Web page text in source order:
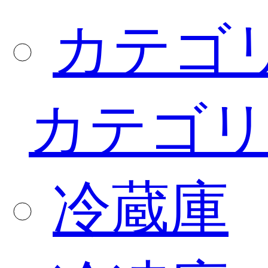
カテゴ
カテゴリ
冷蔵庫